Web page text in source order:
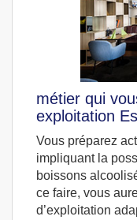
métier qui
exploitation
Vous préparez
impliquant la
boissons
ce faire, vous
d’exploitation